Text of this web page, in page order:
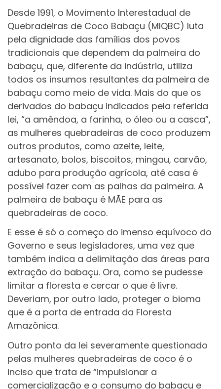
Desde 1991, o Movimento Interestadual de
Quebradeiras de Coco Babaçu (MIQBC) luta
pela dignidade das famílias dos povos
tradicionais que dependem da palmeira do
babaçu, que, diferente da indústria, utiliza
todos os insumos resultantes da palmeira de
babaçu como meio de vida. Mais do que os
derivados do babaçu indicados pela referida
lei, “a amêndoa, a farinha, o óleo ou a casca”,
as mulheres quebradeiras de coco produzem
outros produtos, como azeite, leite,
artesanato, bolos, biscoitos, mingau, carvão,
adubo para produção agrícola, até casa é
possível fazer com as palhas da palmeira. A
palmeira de babaçu é MÃE para as
quebradeiras de coco.
E esse é só o começo do imenso equívoco do
Governo e seus legisladores, uma vez que
também indica a delimitação das áreas para
extração do babaçu. Ora, como se pudesse
limitar a floresta e cercar o que é livre.
Deveriam, por outro lado, proteger o bioma
que é a porta de entrada da Floresta
Amazônica.
Outro ponto da lei severamente questionado
pelas mulheres quebradeiras de coco é o
inciso que trata de “impulsionar a
comercialização e o consumo do babaçu e